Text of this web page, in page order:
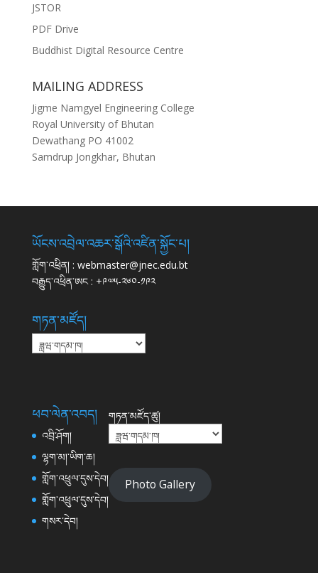
JSTOR
PDF Drive
Buddhist Digital Resource Centre
MAILING ADDRESS
Jigme Namgyel Engineering College
Royal University of Bhutan
Dewathang PO 41002
Samdrup Jongkhar, Bhutan
ཡོངས་འབྲེལ་འཆར་སྒོའི་འཛིན་སྐྱོང་པ།
གློག་འཕྲིན། : webmaster@jnec.edu.bt
བརྒྱུད་འཕྲིན་ཨང : +༩༧༥-༢༦༠-༡༩༢
གཏན་མཛོད།
གཏན་
མཛོད།
ཕབ་ལེན་འབད།
འབྲི་ཤོག།
ལྷག་མ།་ཡིག་ཆ།
གློག་འཕྲུལ་དུས་དེབ།
གློག་འཕྲུལ་དུས་དེབ།
གསར་དེབ།
གཏན་མཛོད་ཚུ།
Photo Gallery